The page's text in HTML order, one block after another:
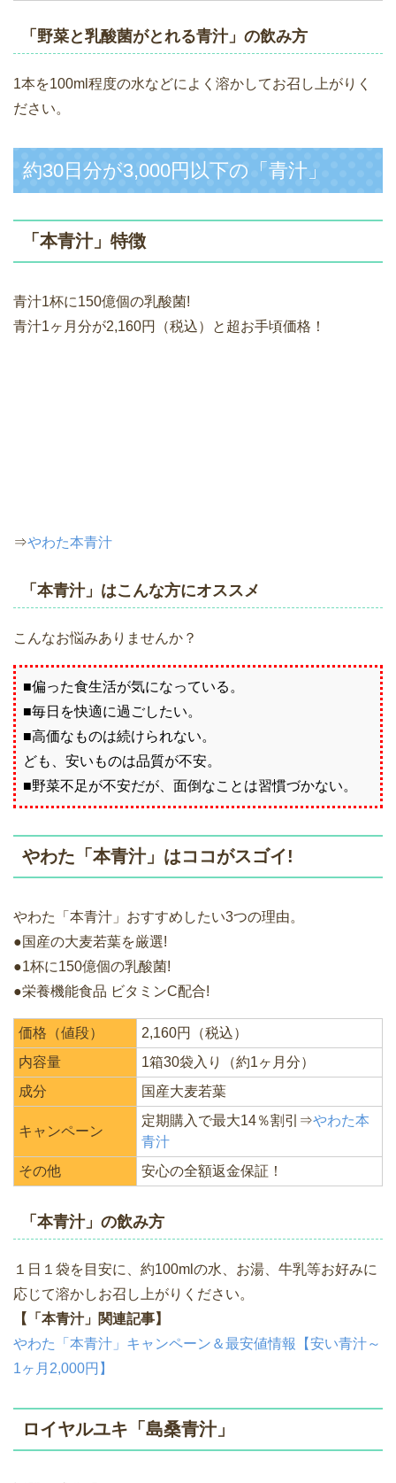
「野菜と乳酸菌がとれる青汁」の飲み方
1本を100ml程度の水などによく溶かしてお召し上がりく
ださい。
約30日分が3,000円以下の「青汁」
「本青汁」特徴
青汁1杯に150億個の乳酸菌!
青汁1ヶ月分が2,160円（税込）と超お手頃価格！
⇒やわた本青汁
「本青汁」はこんな方にオススメ
こんなお悩みありませんか？
■偏った食生活が気になっている。
■毎日を快適に過ごしたい。
■高価なものは続けられない。
ども、安いものは品質が不安。
■野菜不足が不安だが、面倒なことは習慣づかない。
やわた「本青汁」はココがスゴイ!
やわた「本青汁」おすすめしたい3つの理由。
●国産の大麦若葉を厳選!
●1杯に150億個の乳酸菌!
●栄養機能食品 ビタミンC配合!
価格（値段）
2,160円（税込）
内容量
1箱30袋入り（約1ヶ月分）
成分
国産大麦若葉
キャンペーン
定期購入で最大14％割引⇒やわた本
青汁
その他
安心の全額返金保証！
「本青汁」の飲み方
１日１袋を目安に、約100mlの水、お湯、牛乳等お好みに
応じて溶かしお召し上がりください。
【「本青汁」関連記事】
やわた「本青汁」キャンペーン＆最安値情報【安い青汁～
1ヶ月2,000円】
ロイヤルユキ「島桑青汁」